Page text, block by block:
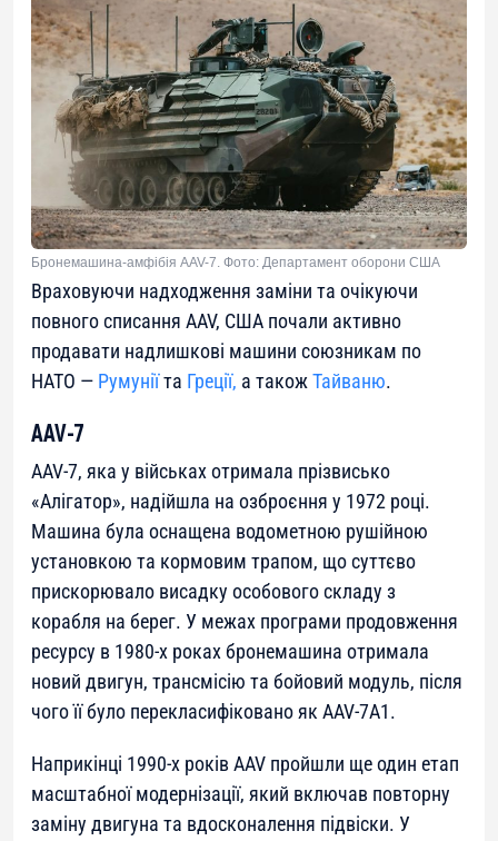
Бронемашина-амфібія AAV-7. Фото: Департамент оборони США
Враховуючи надходження заміни та очікуючи
повного списання AAV, США почали активно
продавати надлишкові машини союзникам по
НАТО — Румуніїта Греції, а такожТайваню.
AAV-7
AAV-7, яка у військах отримала прізвисько
«Алігатор», надійшла на озброєння у 1972 році.
Машина була оснащена водометною рушійною
установкою та кормовим трапом, що суттєво
прискорювало висадку особового складу з
корабля на берег. У межах програми продовження
ресурсу в 1980-х роках бронемашина отримала
новий двигун, трансмісію та бойовий модуль, після
чого її було перекласифіковано як AAV-7A1.
Наприкінці 1990-х років AAV пройшли ще один етап
масштабної модернізації, який включав повторну
заміну двигуна та вдосконалення підвіски. У